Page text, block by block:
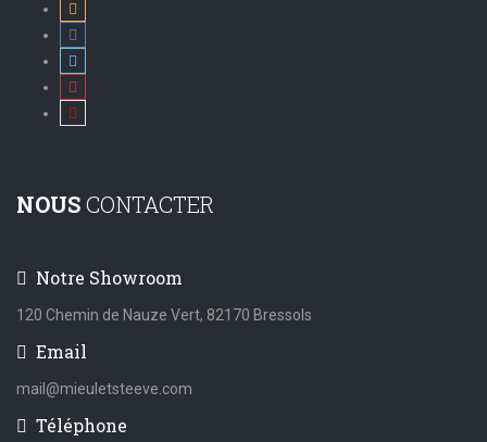
NOUSCONTACTER
Notre Showroom
120 Chemin de Nauze Vert, 82170 Bressols
Email
mail@mieuletsteeve.com
Téléphone